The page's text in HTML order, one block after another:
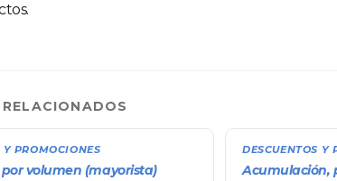
Y PROMOCIONES
volumen (mayorista)
DESCUENTOS Y
Acumulación,